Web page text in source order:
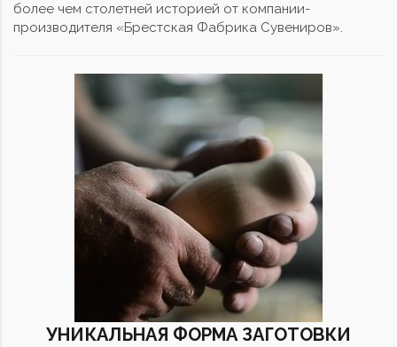
более чем столетней историей от компании-
производителя «Брестская Фабрика Сувениров».
УНИКАЛЬНАЯ ФОРМА ЗАГОТОВКИ